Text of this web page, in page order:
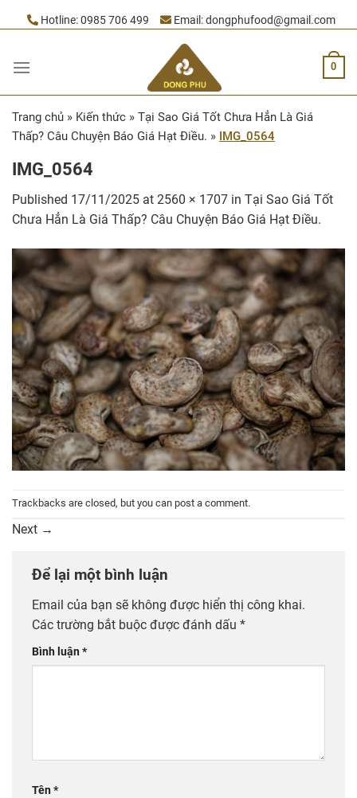
to
Hotline:0985 706 499 Email:dongphufood@gmail.com
0
Trang chủ » Kiến thức » Tại Sao Giá Tốt Chưa Hẳn Là Giá
Thấp? Câu Chuyện Báo Giá Hạt Điều. » IMG_0564
IMG_0564
Published 17/11/2025 at 2560 × 1707 in Tại Sao Giá Tốt
Chưa Hẳn Là Giá Thấp? Câu Chuyện Báo Giá Hạt Điều.
Trackbacks are closed, but you can post a comment.
Next →
Để lại một bình luận
Email của bạn sẽ không được hiển thị công khai.
Các trường bắt buộc được đánh dấu *
Bình luận*
Tên*